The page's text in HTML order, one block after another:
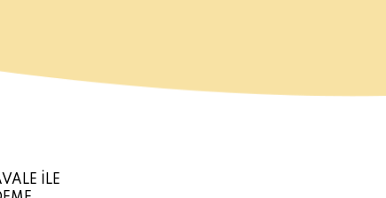
İLE